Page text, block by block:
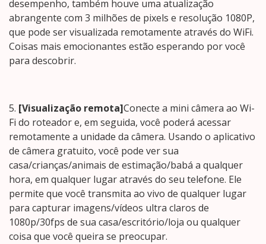
desempenho, também houve uma atualização
abrangente com 3 milhões de pixels e resolução 1080P,
que pode ser visualizada remotamente através do WiFi.
Coisas mais emocionantes estão esperando por você
para descobrir.
5. [Visualização remota]Conecte a mini câmera ao Wi-
Fi do roteador e, em seguida, você poderá acessar
remotamente a unidade da câmera. Usando o aplicativo
de câmera gratuito, você pode ver sua
casa/crianças/animais de estimação/babá a qualquer
hora, em qualquer lugar através do seu telefone. Ele
permite que você transmita ao vivo de qualquer lugar
para capturar imagens/vídeos ultra claros de
1080p/30fps de sua casa/escritório/loja ou qualquer
coisa que você queira se preocupar.